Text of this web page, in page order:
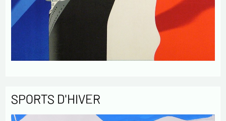
SPORTS D'HIVER